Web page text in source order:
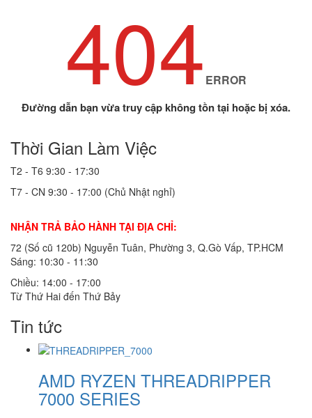
404 ERROR
Đường dẫn bạn vừa truy cập không tồn tại hoặc bị xóa.
Thời Gian Làm Việc
T2 - T6 9:30 - 17:30
T7 - CN 9:30 - 17:00 (Chủ Nhật nghỉ)
NHẬN TRẢ BẢO HÀNH TẠI ĐỊA CHỈ:
72 (Số cũ 120b) Nguyễn Tuân, Phường 3, Q.Gò Vấp, TP.HCM
Sáng: 10:30 - 11:30
Chiều: 14:00 - 17:00
Từ Thứ Hai đến Thứ Bảy
Tin tức
AMD RYZEN THREADRIPPER
7000 SERIES